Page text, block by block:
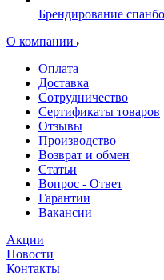
Брендирование
О компании
Оплата
Доставка
Сотрудничество
Сертификаты товаров
Отзывы
Производство
Возврат и обмен
Статьи
Вопрос - Ответ
Гарантии
Вакансии
Акции
Новости
Контакты